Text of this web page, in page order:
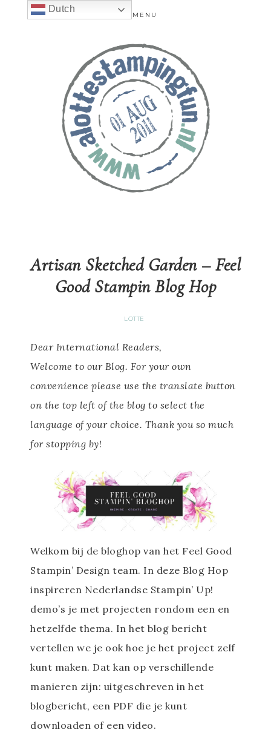
MENU
Artisan Sketched Garden – Feel
Good Stampin Blog Hop
LOTTE
Dear International Readers,
Welcome to our Blog. For your own
convenience please use the translate button
on the top left of the blog to select the
language of your choice. Thank you so much
for stopping by!
Welkom bij de bloghop van het Feel Good
Stampin’ Design team. In deze Blog Hop
inspireren Nederlandse Stampin’ Up!
demo’s je met projecten rondom een en
hetzelfde thema. In het blog bericht
vertellen we je ook hoe je het project zelf
kunt maken. Dat kan op verschillende
manieren zijn: uitgeschreven in het
blogbericht, een PDF die je kunt
downloaden of een video.
Dutch